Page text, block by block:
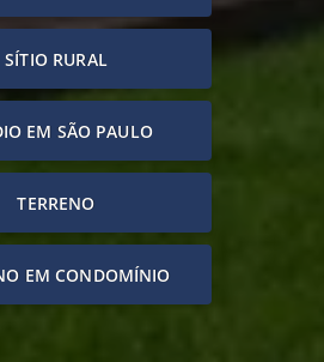
SÍTIO RURAL
EM SÃO PAULO
TERRENO
EM CONDOMÍNIO